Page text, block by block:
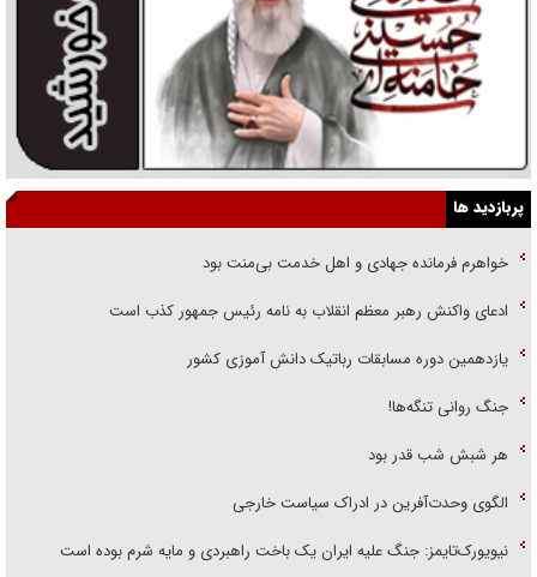
پربازدید ها
خواهرم فرمانده جهادی و اهل خدمت بی‌منت بود
ادعای واکنش رهبر معظم انقلاب به نامه رئیس جمهور کذب است
یازدهمین دوره مسابقات رباتیک دانش آموزی کشور
جنگ روانی تنگه‌ها!
هر شبش شب قدر بود
الگوی وحدت‌آفرین در ادراک سیاست خارجی
نیویورک‌تایمز: جنگ علیه ایران یک باخت راهبردی و مایه شرم بوده است